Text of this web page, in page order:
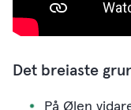
Det breiaste
På Ølen